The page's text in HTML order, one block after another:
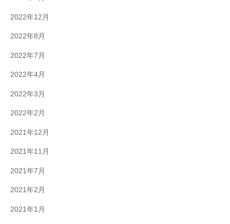
2022年12月
2022年8月
2022年7月
2022年4月
2022年3月
2022年2月
2021年12月
2021年11月
2021年7月
2021年2月
2021年1月